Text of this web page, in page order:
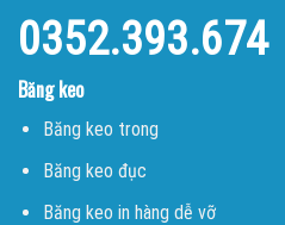
0352.393.674
Băng keo
Băng keo trong
Băng keo đục
Băng keo in hàng dễ vỡ